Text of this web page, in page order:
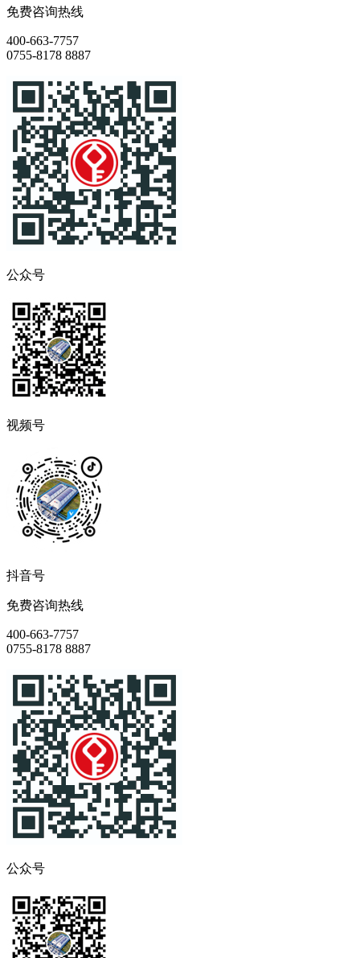
免费咨询热线
400-663-7757
0755-8178 8887
公众号
视频号
抖音号
免费咨询热线
400-663-7757
0755-8178 8887
公众号